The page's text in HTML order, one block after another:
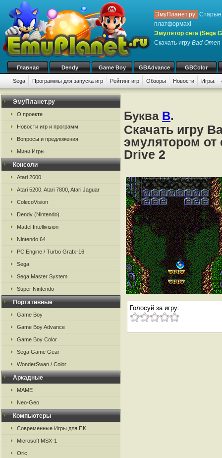
ЭмуПланет.ру: Старые
платформах!
Эмулятор сега (Sega
Скачать игру Bad Omen
Главная Dendy Game Boy GBAdvance GBColor
Sega Программы для запуска игр Рейтинг игр Обзоры Новости Игры:
ЭмуПланет.ру
О проекте
Новости игр и программ
Вопросы и предложения
Мини Игры
Консоли
Atari 2600
Atari 5200, Atari 7800, Atari Jaguar
ColecoVision
Dendy (Nintendo)
Mattel Intellivision
Nintendo 64
PC Engine / Turbo Grafx-16
Sega
Sega Master System
Super Nintendo
Портативные
Game Boy
Game Boy Advance
Game Boy Color
Sega Game Gear
WonderSwan / Color
Аркадные
MAME
Neo-Geo
Компьютеры
Современные Игры для ПК
Microsoft MSX-1
Oric
Буква B.
Скачать игру
эмулятором от
Drive 2
Голосуй за игру: